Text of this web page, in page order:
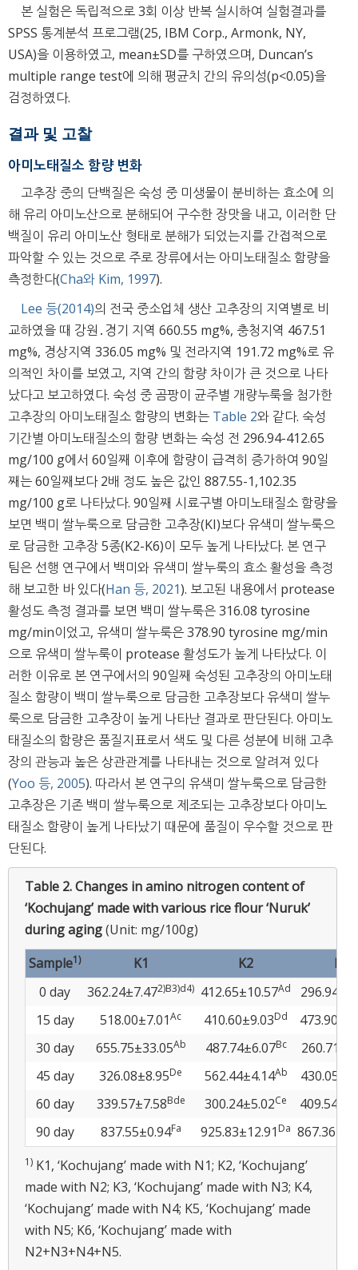
본 실험은 독립적으로 3회 이상 반복 실시하여 실험결과를
SPSS 통계분석 프로그램(25, IBM Corp., Armonk, NY,
USA)을 이용하였고, mean±SD를 구하였으며, Duncan’s
multiple range test에 의해 평균치 간의 유의성(p<0.05)을
검정하였다.
결과 및 고찰
아미노태질소 함량 변화
고추장 중의 단백질은 숙성 중 미생물이 분비하는 효소에 의
해 유리 아미노산으로 분해되어 구수한 장맛을 내고, 이러한 단
백질이 유리 아미노산 형태로 분해가 되었는지를 간접적으로
파악할 수 있는 것으로 주로 장류에서는 아미노태질소 함량을
측정한다(Cha와 Kim, 1997).
Lee 등(2014)의 전국 중소업체 생산 고추장의 지역별로 비
교하였을 때 강원․경기 지역 660.55 mg%, 충청지역 467.51
mg%, 경상지역 336.05 mg% 및 전라지역 191.72 mg%로 유
의적인 차이를 보였고, 지역 간의 함량 차이가 큰 것으로 나타
났다고 보고하였다. 숙성 중 곰팡이 균주별 개량누룩을 첨가한
고추장의 아미노태질소 함량의 변화는 Table 2와 같다. 숙성
기간별 아미노태질소의 함량 변화는 숙성 전 296.94-412.65
mg/100 g에서 60일째 이후에 함량이 급격히 증가하여 90일
째는 60일째보다 2배 정도 높은 값인 887.55-1,102.35
mg/100 g로 나타났다. 90일째 시료구별 아미노태질소 함량을
보면 백미 쌀누룩으로 담금한 고추장(KI)보다 유색미 쌀누룩으
로 담금한 고추장 5종(K2-K6)이 모두 높게 나타났다. 본 연구
팀은 선행 연구에서 백미와 유색미 쌀누룩의 효소 활성을 측정
해 보고한 바 있다(Han 등, 2021). 보고된 내용에서 protease
활성도 측정 결과를 보면 백미 쌀누룩은 316.08 tyrosine
mg/min이었고, 유색미 쌀누룩은 378.90 tyrosine mg/min
으로 유색미 쌀누룩이 protease 활성도가 높게 나타났다. 이
러한 이유로 본 연구에서의 90일째 숙성된 고추장의 아미노태
질소 함량이 백미 쌀누룩으로 담금한 고추장보다 유색미 쌀누
룩으로 담금한 고추장이 높게 나타난 결과로 판단된다. 아미노
태질소의 함량은 품질지표로서 색도 및 다른 성분에 비해 고추
장의 관능과 높은 상관관계를 나타내는 것으로 알려져 있다
(Yoo 등, 2005). 따라서 본 연구의 유색미 쌀누룩으로 담금한
고추장은 기존 백미 쌀누룩으로 제조되는 고추장보다 아미노
태질소 함량이 높게 나타났기 때문에 품질이 우수할 것으로 판
단된다.
Table 2.Changes in amino nitrogen content of
‘Kochujang’ made with various rice flour ‘Nuruk’
during aging(Unit: mg/100g)
Sample1) K1 K2
K3
0 day
362.24±7.472)B3)d4) 412.65±10.57Ad
15 day
518.00±7.01Ac 410.60±9.03Dd
30 day
655.75±33.05Ab 487.74±6.07Bc
45 day
326.08±8.95De 562.44±4.14Ab
60 day
339.57±7.58Bde 300.24±5.02Ce
90 day
837.55±0.94Fa 925.83±12.91 Da
1) K1, ‘Kochujang’ made with N1; K2, ‘Kochujang’
made with N2; K3, ‘Kochujang’ made with N3; K4,
‘Kochujang’ made with N4; K5, ‘Kochujang’ made
with N5; K6, ‘Kochujang’ made with
N2+N3+N4+N5.